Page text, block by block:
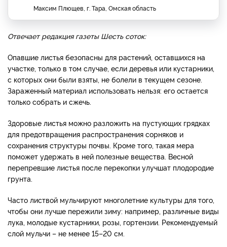
Максим Плющев, г. Тара, Омская область
Отвечает редакция газеты Шесть соток:
Опавшие листья безопасны для растений, оставшихся на
участке, только в том случае, если деревья или кустарники,
с которых они были взяты, не болели в текущем сезоне.
Зараженный материал использовать нельзя: его остается
только собрать и сжечь.
Здоровые листья можно разложить на пустующих грядках
для предотвращения распространения сорняков и
сохранения структуры почвы. Кроме того, такая мера
поможет удержать в ней полезные вещества. Весной
перепревшие листья после перекопки улучшат плодородие
грунта.
Часто листвой мульчируют многолетние культуры для того,
чтобы они лучше пережили зиму: например, различные виды
лука, молодые кустарники, розы, гортензии. Рекомендуемый
слой мульчи – не менее 15–20 см.